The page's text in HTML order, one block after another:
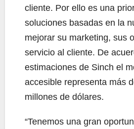
cliente. Por ello es una
soluciones basadas en la
mejorar su marketing, sus
servicio al cliente. De
estimaciones de Sinch el
accesible representa más
millones de dólares.
“Tenemos una gran